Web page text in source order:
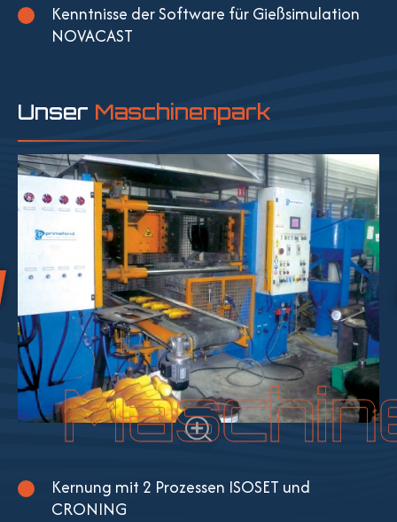
Kenntnisse der Software für Gießsimulation
NOVACAST
Unser Maschinenpark
Kernung mit 2 Prozessen ISOSET und
CRONING